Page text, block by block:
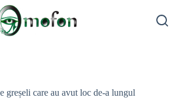
greșeli care au avut loc de-a lungul